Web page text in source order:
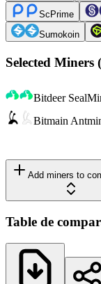
ScPrime
Sumokoin
Selected Miners (
Bitdeer
Bitmain
Add miners to
Table de